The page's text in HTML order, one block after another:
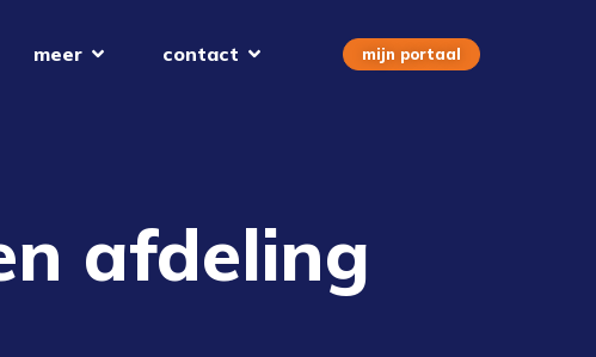
meer contact mijn portaal
afdeling